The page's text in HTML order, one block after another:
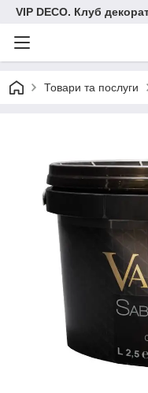
VIP DECO. Клуб
Товари та послуги